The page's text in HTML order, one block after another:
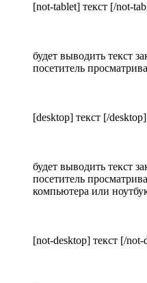
[not-tablet] текст [/not-
будет выводить текст
посетитель
[desktop] текст [/desktop]
будет выводить текст
посетитель
компьютера или
[not-desktop] текст [/not-